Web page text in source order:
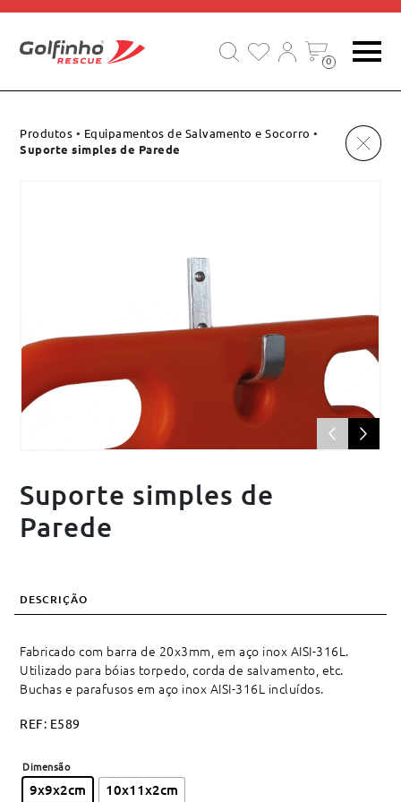
0
Produtos • Equipamentos de Salvamento e Socorro •
Suporte simples de Parede
Suporte simples de
Parede
DESCRIÇÃO
Fabricado com barra de 20x3mm, em aço inox AISI-316L.
Utilizado para bóias torpedo, corda de salvamento, etc.
Buchas e parafusos em aço inox AISI-316L incluídos.
REF: E589
Dimensão
9x9x2cm 10x11x2cm